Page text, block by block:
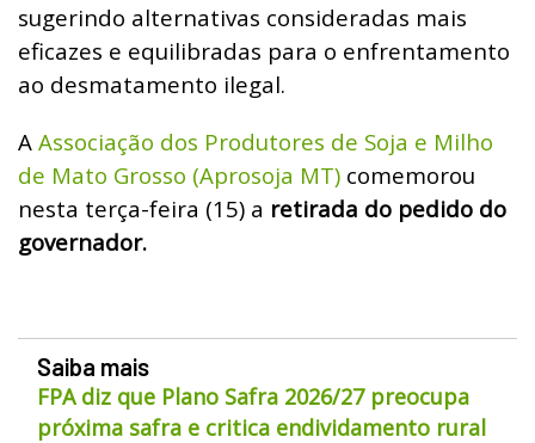
sugerindo alternativas consideradas mais
eficazes e equilibradas para o enfrentamento
ao desmatamento ilegal.
A Associação dos Produtores de Soja e Milho
de Mato Grosso (Aprosoja MT) comemorou
nesta terça-feira (15) a retirada do pedido do
governador.
Saiba mais
FPA diz que Plano Safra 2026/27 preocupa
próxima safra e critica endividamento rural